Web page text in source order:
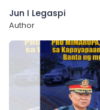
Jun I Legaspi
Author